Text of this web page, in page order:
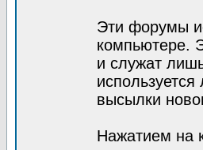
Эти форумы
компьютере.
и служат
высылки
Нажатием на